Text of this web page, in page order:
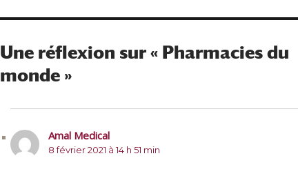
Une réflexion sur « Pharmacies du
monde »
Amal Medical
8 février 2021 à 14 h 51 min